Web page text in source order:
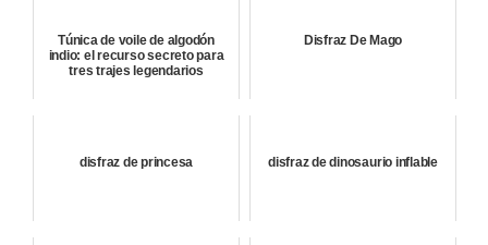
Túnica de voile de algodón
indio: el recurso secreto para
tres trajes legendarios
Disfraz De Mago
disfraz de princesa disfraz de dinosaurio inflable